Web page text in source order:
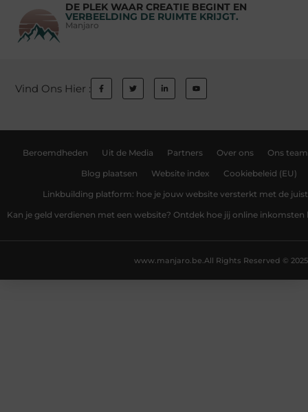
DE PLEK WAAR CREATIE BEGINT EN
VERBEELDING DE RUIMTE KRIJGT.
Manjaro
Vind Ons Hier :
Beroemdheden Uit de Media Partners Over ons Ons team
Blog plaatsen Website index Cookiebeleid (EU)
Linkbuilding platform: hoe je jouw website versterkt met de
Kan je geld verdienen met een website? Ontdek hoe jij online
All Rights Reserved © 2025
www.manjaro.be.